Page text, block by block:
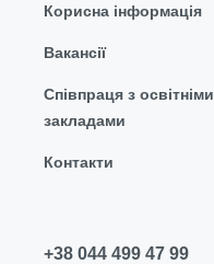
Корисна інформація
Вакансії
Співпраця з освітніми
закладами
Контакти
+38 044 499 47 99